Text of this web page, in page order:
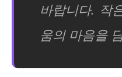
바랍니다. 작
움의 마음을